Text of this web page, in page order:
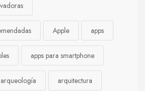
Apple apps
apps para smartphone
arqueología arquitectura